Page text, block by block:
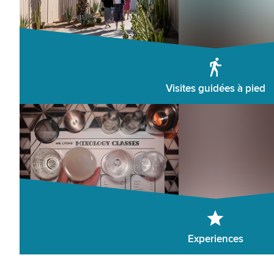
Visites guidées à pied
Experiences